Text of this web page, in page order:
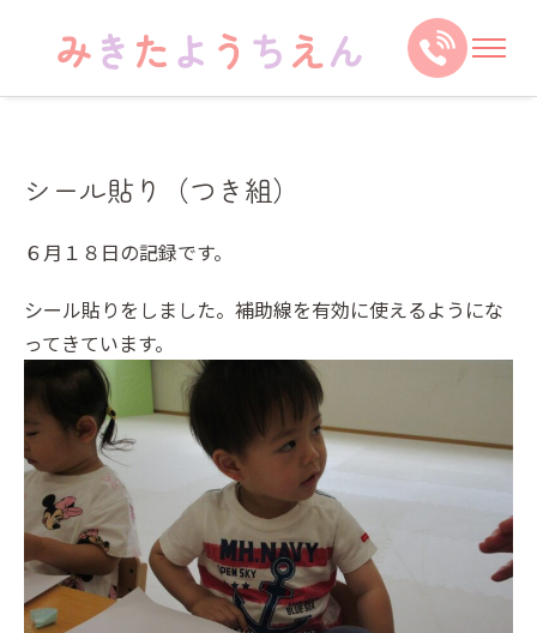
シール貼り（つき組）
６月１８日の記録です。
シール貼りをしました。補助線を有効に使えるようにな
ってきています。